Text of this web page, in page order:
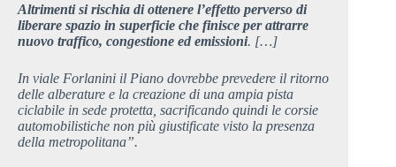
Altrimenti si rischia di ottenere l’effetto perverso di
liberare spazio in superficie che finisce per attrarre
nuovo traffico, congestione ed emissioni. […]
In viale Forlanini il Piano dovrebbe prevedere il ritorno
delle alberature e la creazione di una ampia pista
ciclabile in sede protetta, sacrificando quindi le corsie
automobilistiche non più giustificate visto la presenza
della metropolitana”.